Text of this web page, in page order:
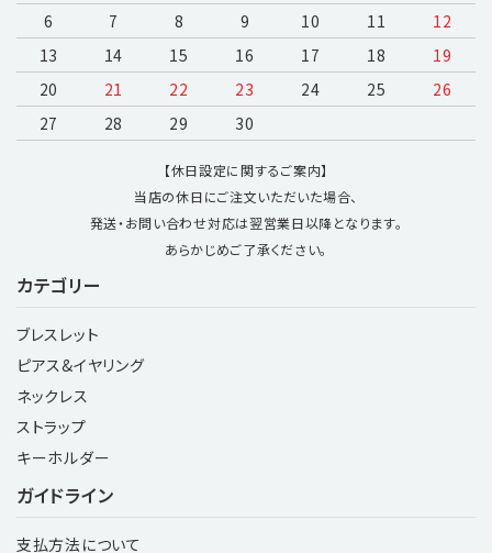
カテゴリー
ブレスレット
ピアス&イヤリング
ネックレス
ストラップ
キーホルダー
ガイドライン
支払方法について
6
7 8 9 10 11
12
13
14 15 16 17 18
19
20
21 22 23 24 25
26
27
28 29 30
【休日設定に関するご案内】
当店の休日にご注文いただいた場合、
発送・お問い合わせ対応は翌営業日以降となります。
あらかじめご了承ください。